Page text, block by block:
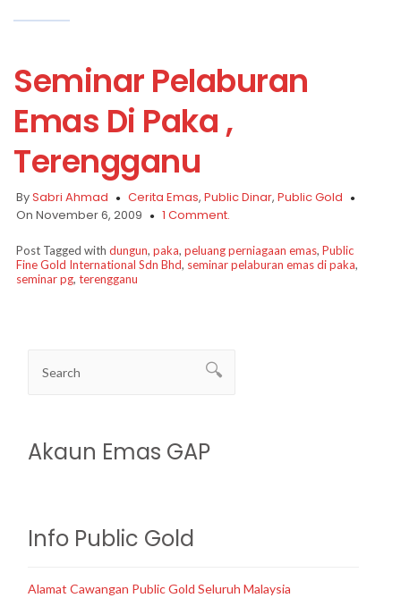
Seminar Pelaburan
Emas Di Paka ,
Terengganu
BySabri Ahmad Cerita Emas, Public Dinar, Public Gold
On November 6, 2009
1 Comment.
Post Tagged with dungun, paka, peluang perniagaan emas, Public
Fine Gold International Sdn Bhd, seminar pelaburan emas di paka,
seminar pg, terengganu
Akaun Emas GAP
Info Public Gold
Alamat Cawangan Public Gold Seluruh Malaysia